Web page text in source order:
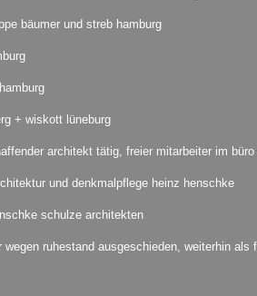
bäumer und streb hamburg
+ wiskott lüneburg
architekt tätig, freier mitarbeiter im
und denkmalpflege heinz henschke
schulze architekten
wegen ruhestand ausgeschieden, weiterhin als